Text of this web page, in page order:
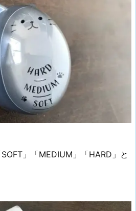
」「MEDIUM」「HARD」と